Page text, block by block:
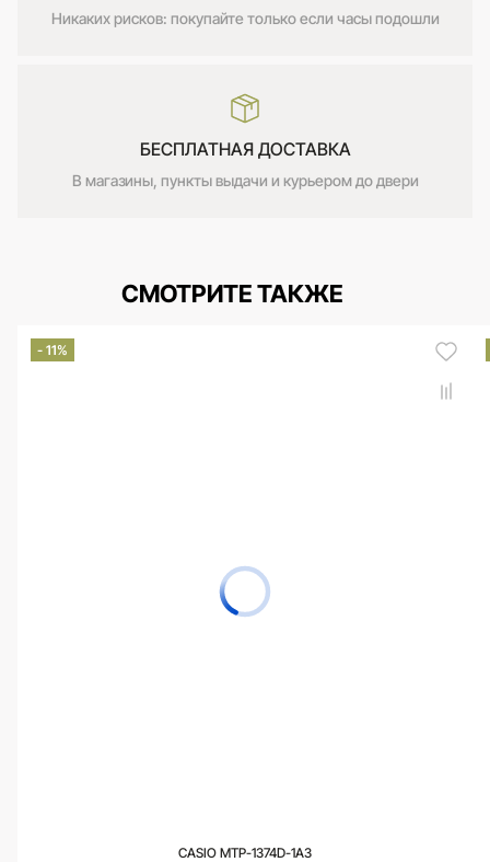
Никаких рисков: покупайте только если часы подошли
БЕСПЛАТНАЯ ДОСТАВКА
В магазины, пункты выдачи и курьером до двери
СМОТРИТЕ ТАКЖЕ
- 11%
CASIO MTP-1374D-1A3